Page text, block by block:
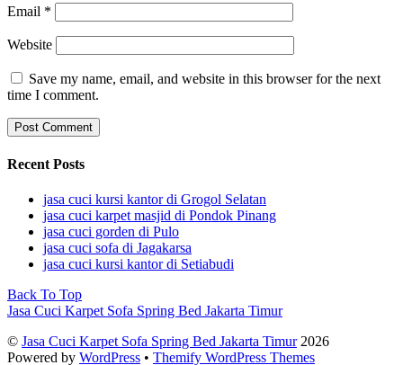
Email *
Website
Save my name, email, and website in this browser for the next
time I comment.
Recent Posts
jasa cuci kursi kantor di Grogol Selatan
jasa cuci karpet masjid di Pondok Pinang
jasa cuci gorden di Pulo
jasa cuci sofa di Jagakarsa
jasa cuci kursi kantor di Setiabudi
Back To Top
Jasa Cuci Karpet Sofa Spring Bed Jakarta Timur
© Jasa Cuci Karpet Sofa Spring Bed Jakarta Timur2026
Powered by WordPress • Themify WordPress Themes